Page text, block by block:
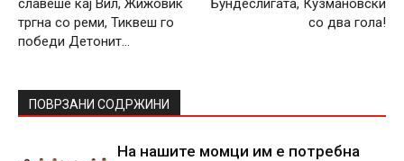
тргна со реми, Тиквеш го
победи Детонит…
со два гола!
ПОВРЗАНИ СОДРЖИНИ
На нашите момци им е потребна